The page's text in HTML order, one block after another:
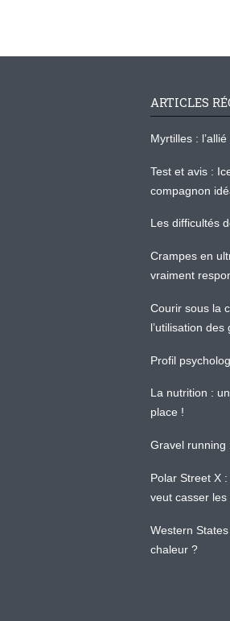
ARTICLES
Myrtilles :
Test et avis :
compagnon
Les difficultés
Crampes en
vraiment
Courir sous la
l’utilisation des
Profil
La nutrition :
place !
Gravel running
Polar Street X
veut casser les
Western
chaleur ?